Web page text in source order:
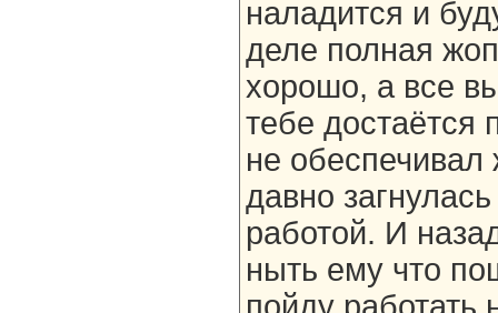
наладится и
деле полная
хорошо, а все
тебе
не
давно
работой. И
ныть ему что